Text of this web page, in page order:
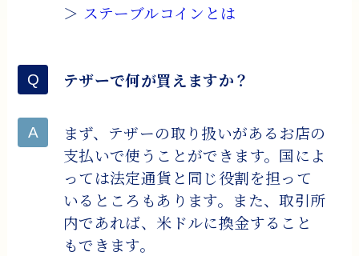
＞ ステーブルコインとは
テザーで何が買えますか？
まず、テザーの取り扱いがあるお店の
支払いで使うことができます。国によ
っては法定通貨と同じ役割を担って
いるところもあります。また、取引所
内であれば、米ドルに換金すること
もできます。